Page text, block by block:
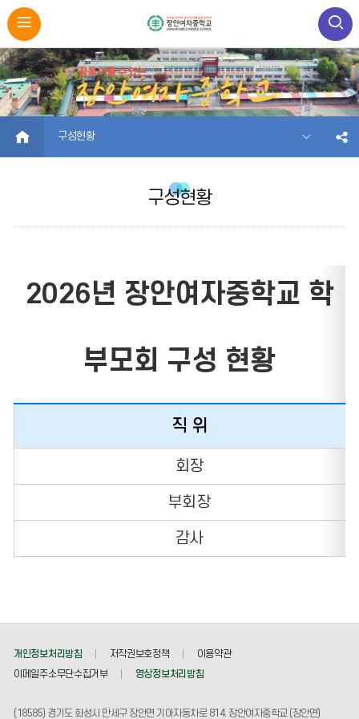
HOME 구성현황
구성현황
2026년 장안여자중학교 학
부모회 구성 현황
직 위
회장
부회장
감사
개인정보처리방침 저작권보호정책
이용약관
이메일주소무단수집거부
영상정보처리방침
(18585) 경기도 화성시 만세구 장안면 기아자동차로 814. 장안여자중학교 (장안면)